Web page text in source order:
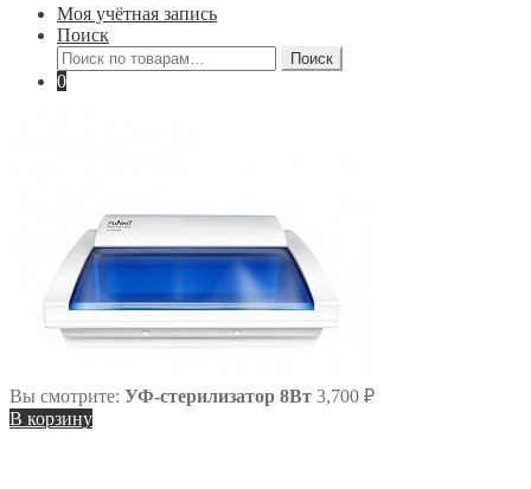
Моя учётная запись
Поиск
Искать:
Поиск
0
Вы смотрите: УФ-стерилизатор 8Вт 3,700 ₽
В корзину